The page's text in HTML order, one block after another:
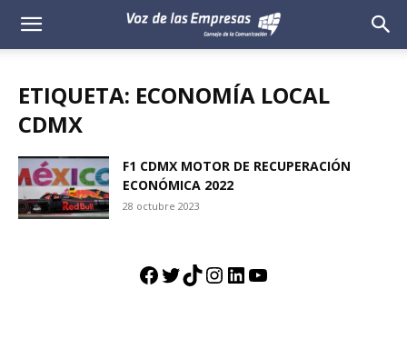
Voz
Empresas
ETIQUETA: ECONOMÍA LOCAL
CDMX
F1 CDMX MOTOR DE RECUPERACIÓN
ECONÓMICA 2022
28 octubre 2023
Facebook
Twitter
TikTok
Instagram
LinkedIn
YouTube